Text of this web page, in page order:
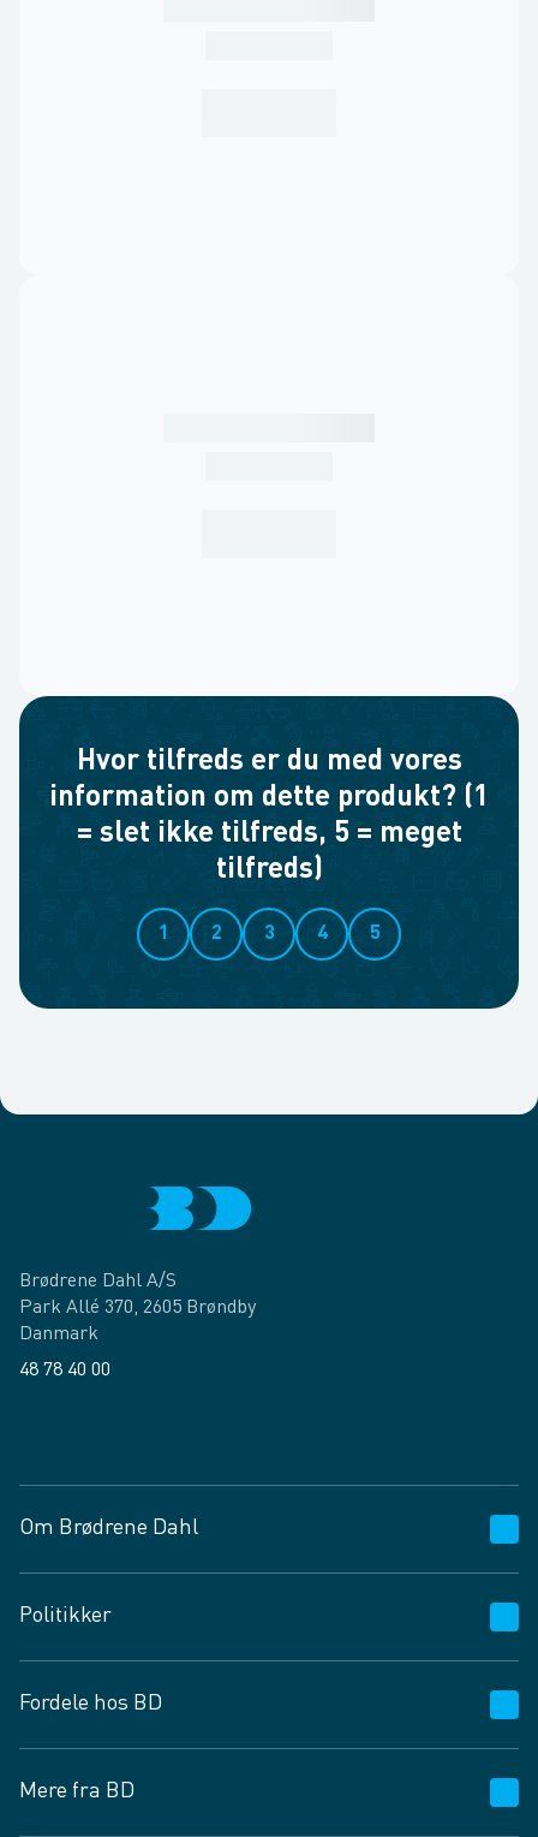
Hvor tilfreds er du med vores
information om dette produkt? (1
= slet ikke tilfreds, 5 = meget
tilfreds)
1 2 3 4 5
Brødrene Dahl A/S
Park Allé 370, 2605 Brøndby
Danmark
48 78 40 00
Om Brødrene Dahl
Vagttelefon 30 10 89 89
Spørgsmål og svar
Job og karriere
Fødevarekontrolrapport
Politikker
Privatlivspolitik
Cookies
Vilkår og betingelser
Fordele hos BD
BD app
Mere fra BD